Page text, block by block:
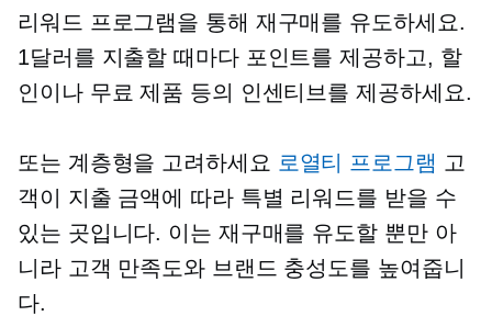
리워드 프로그램을 통해 재구매를 유도하세요.
1달러를 지출할 때마다 포인트를 제공하고, 할
인이나 무료 제품 등의 인센티브를 제공하세요.
또는 계층형을 고려하세요 로열티 프로그램 고
객이 지출 금액에 따라 특별 리워드를 받을 수
있는 곳입니다. 이는 재구매를 유도할 뿐만 아
니라 고객 만족도와 브랜드 충성도를 높여줍니
다.